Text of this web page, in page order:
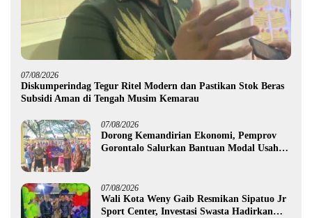
07/08/2026
Diskumperindag Tegur Ritel Modern dan Pastikan Stok Beras
Subsidi Aman di Tengah Musim Kemarau
07/08/2026
Dorong Kemandirian Ekonomi, Pemprov
Gorontalo Salurkan Bantuan Modal Usaha
07/08/2026
Wali Kota Weny Gaib Resmikan Sipatuo Jr
Sport Center, Investasi Swasta Hadirkan